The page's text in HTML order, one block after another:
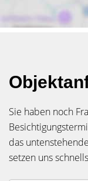
Sie haben noch
das
setzen uns